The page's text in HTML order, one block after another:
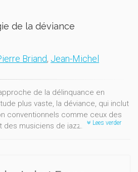
de la déviance
Briand, Jean-Michel
de la délinquance en
plus vaste, la déviance, qui inclut
conventionnels comme ceux des
des musiciens de jazz.
et des agents de la répression.
Lees verder